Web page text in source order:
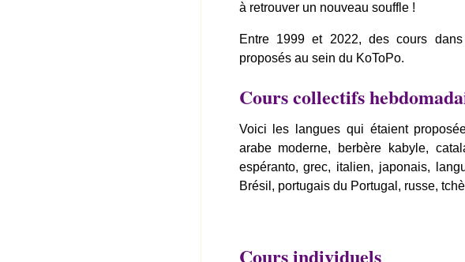
à retrouver un nouveau souffle !
Entre 1999 et 2022, des cours
proposés au sein du KoToPo.
Cours collectifs
Voici les langues qui étaient
arabe moderne, berbère kabyle,
espéranto, grec, italien, japonais,
Brésil, portugais du Portugal, russe,
Cours individuels